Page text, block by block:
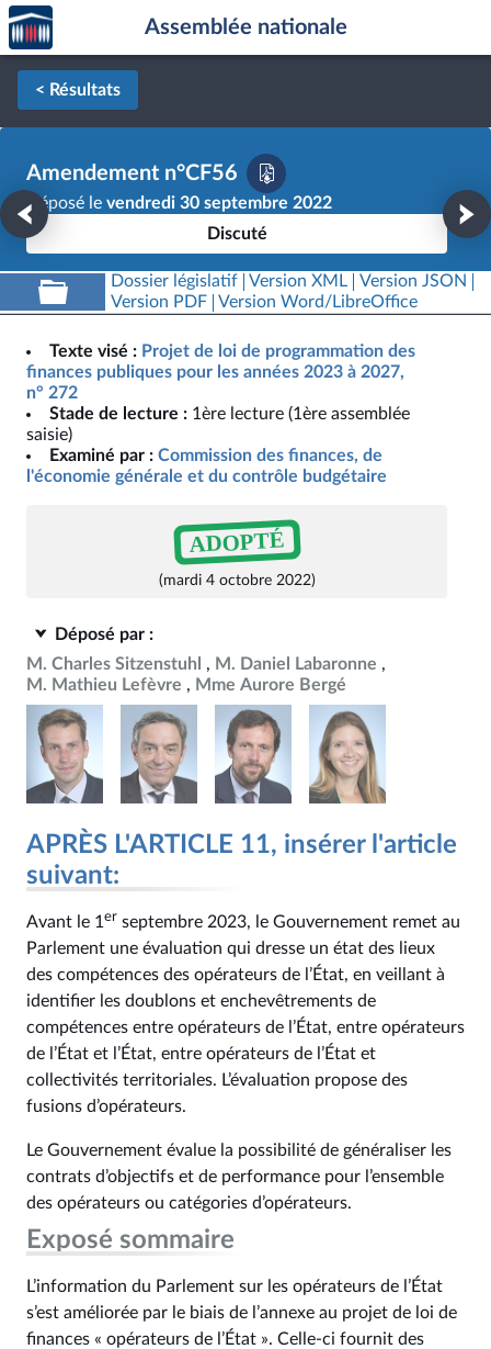
Aller au contenu
Aller en bas de la page
Accèder
à la
page
d'accueil
Assemblée nationale
< Résultats
Amendement n°CF56
Déposé le vendredi 30 septembre 2022
Discuté
Dossier législatif Version XML
Version JSON
Version PDF
Version Word/LibreOffice
Texte visé : Projet de loi de programmation des
finances publiques pour les années 2023 à 2027,
n° 272
Stade de lecture : 1ère lecture (1ère assemblée
saisie)
Examiné par : Commission des finances, de
l'économie générale et du contrôle budgétaire
ADOPTÉ
(mardi 4 octobre 2022)
Déposé par :
M. Charles Sitzenstuhl
M. Daniel Labaronne
M. Mathieu Lefèvre
Mme Aurore Bergé
APRÈS L'ARTICLE 11, insérer l'article
suivant:
Avant le 1 er septembre 2023, le Gouvernement remet au
Parlement une évaluation qui dresse un état des lieux
des compétences des opérateurs de l’État, en veillant à
identifier les doublons et enchevêtrements de
compétences entre opérateurs de l’État, entre opérateurs
de l’État et l’État, entre opérateurs de l’État et
collectivités territoriales. L’évaluation propose des
fusions d’opérateurs.
Le Gouvernement évalue la possibilité de généraliser les
contrats d’objectifs et de performance pour l’ensemble
des opérateurs ou catégories d’opérateurs.
Exposé sommaire
L’information du Parlement sur les opérateurs de l’État
s’est améliorée par le biais de l’annexe au projet de loi de
finances « opérateurs de l’État ». Celle-ci fournit des